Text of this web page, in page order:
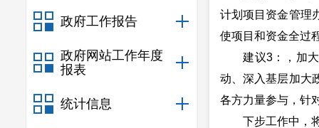
政府工作报告
政府网站工作年度
报表
统计信息
计划项目资金管理
使项目和资金全过
建议3：，加大
动、深入基层加大
各方力量参与，针
下步工作中，将